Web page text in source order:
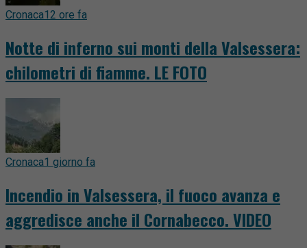
Cronaca12 ore fa
Notte di inferno sui monti della Valsessera:
chilometri di fiamme. LE FOTO
Cronaca1 giorno fa
Incendio in Valsessera, il fuoco avanza e
aggredisce anche il Cornabecco. VIDEO